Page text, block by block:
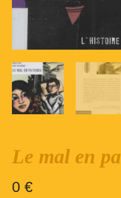
Inscription
Répertoire du
Répertoire du
Le mal en
0 €